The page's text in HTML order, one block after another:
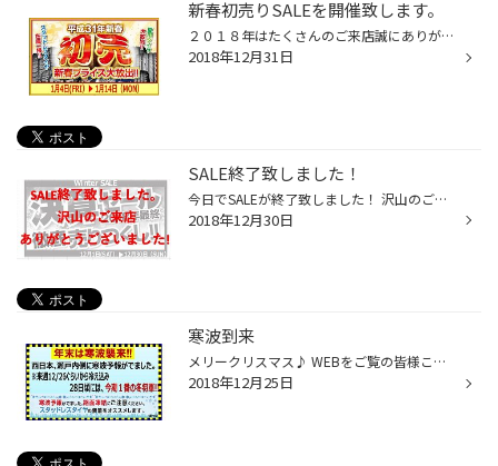
新春初売りSALEを開催致します。
２０１８年はたくさんのご来店誠にありがとうございました！ ２０１９年もタイヤのことならなんでもお任せください。 来年１月４日～ 新春初売りSALEを開催致します♪ 是非ご来店ください。 営業時間は２０１９年１月から１０時３０分営業に変更致しました… ２０１９年もタイヤ館松山店をよろしくお...
2018年12月31日
SALE終了致しました！
今日でSALEが終了致しました！ 沢山のご来店ありがとうございました。 明日も元気に営業です！ 是非お越しください♪
2018年12月30日
寒波到来
メリークリスマス♪ WEBをご覧の皆様こんにちは！ 今年は去年と比べ暖かい日々が続いていますね。 いつから冷え込むのだろう。と疑問を持たれるお客様も多いはず… 気象庁によりますと28日に寒波到来致します。 スタッドレスタイヤをまだ履かれていないお客様…お急ぎください！ 是非タイヤ館松山店へ...
2018年12月25日